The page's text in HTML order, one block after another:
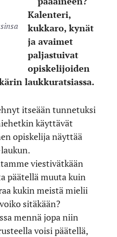
Kalenteri,
kukkaro, kynät
ja avaimet
paljastuivat
opiskelijoiden
laukkuratsiassa.
itseään tunnetuksi
käyttävät
opiskelija näyttää
viestivätkään
päätellä muuta kuin
kukin meistä mielii
sitäkään?
mennä jopa niin
voisi päätellä,